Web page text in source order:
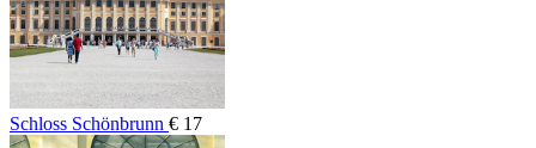
Schloss Schönbrunn € 17